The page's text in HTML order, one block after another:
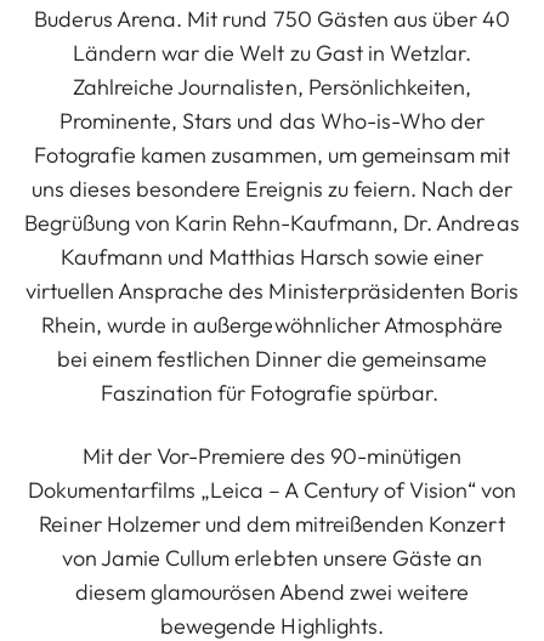
Buderus Arena. Mit rund 750 Gästen aus über 40
Ländern war die Welt zu Gast in Wetzlar.
Zahlreiche Journalisten, Persönlichkeiten,
Prominente, Stars und das Who-is-Who der
Fotografie kamen zusammen, um gemeinsam mit
uns dieses besondere Ereignis zu feiern. Nach der
Begrüßung von Karin Rehn-Kaufmann, Dr. Andreas
Kaufmann und Matthias Harsch sowie einer
virtuellen Ansprache des Ministerpräsidenten Boris
Rhein, wurde in außergewöhnlicher Atmosphäre
bei einem festlichen Dinner die gemeinsame
Faszination für Fotografie spürbar.
Mit der Vor-Premiere des 90-minütigen
Dokumentarfilms „Leica – A Century of Vision“ von
Reiner Holzemer und dem mitreißenden Konzert
von Jamie Cullum erlebten unsere Gäste an
diesem glamourösen Abend zwei weitere
bewegende Highlights.